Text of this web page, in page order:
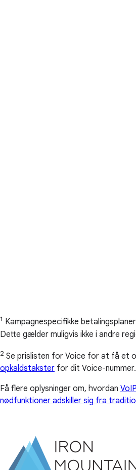
1 Kampagnespecifikke
Dette gælder muligvis ikke i andre
2 Se prislisten for Voice for at få et
opkaldstakster for dit Voice-nummer.
Få flere oplysninger om, hvordan
nødfunktioner adskiller sig fra